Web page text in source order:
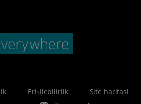
Erişilebilirlik
Site haritasi